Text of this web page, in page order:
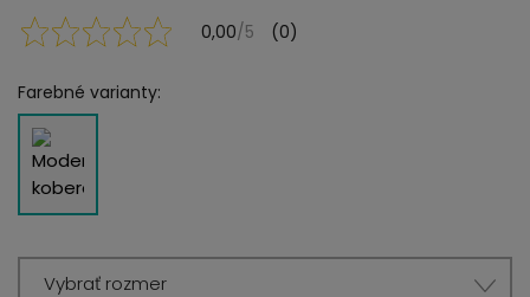
0,00/5 (0)
Farebné varianty:
Vybrať rozmer